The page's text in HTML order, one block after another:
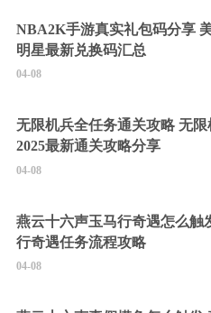
NBA2K手游真实礼包码分享
明星最新兑换码汇总
04-08
无限机兵全任务通关攻略 无限
2025最新通关攻略分享
04-08
燕云十六声玉马行奇遇怎么触
行奇遇任务流程攻略
04-08